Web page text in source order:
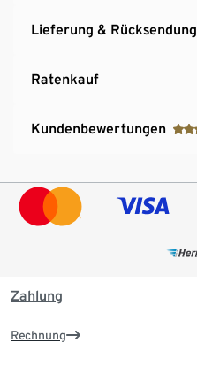
Lieferung & Rücksendung
Ratenkauf
Kundenbewertungen
Zahlung
Rechnung